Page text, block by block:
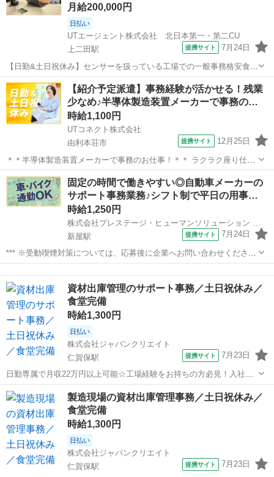
月給200,000円
日払い
UTエージェント株式会社 北日本第一・第二CU
上二田駅
提携サイト 7月24日
【日勤&土日祝休み】センサーを扱っている工場での一般事務格安食堂
有☆残業少なめ！車通勤OK 【キャンペーン】 【デジタルギフト】 赴
任での新規ご入社の方に！入社日に現金化可能なデジタルギフトで2万
円分支給♪ 【日払い制度...
秋田 潟上市 上二田駅 一般事務
【紹介予定派遣】事務経験が活かせる！残業
少なめ♪半導体製造装置メーカーで事務の…
時給1,100円
UTコネクト株式会社
由利本荘市
提携サイト 12月25日
＊＊半導体製造装置メーカーで事務のお仕事！＊＊ ラクラク座り仕事
をお探しの方に オススメのお仕事です◎ 事務業務経験者や Excelツー
ルの使用できる方歓迎！ 資材管理経験者や加工図面がわかる方大歓迎
☆ ＜具体的には...
秋田 由利本荘市 電話対応
固定の時間で働きやすい◎自動車メーカーの
サポート事務業務♪シフト制で平日の用事…
時給1,250円
新屋駅
提携サイト 7月24日
*** ※受動喫煙対策については、応募後に企業へお問い合わせくださ
い。 派遣社員 社会保険制度あり 労災完備 研修あり 未経験者OK、経
験者優遇 フリーター歓迎、主婦(夫)歓迎、土日働ける方歓迎、長期歓
迎 年...
資材出庫管理のサポート事務／土日祝休み／
食堂完備
時給1,300円
日払い
株式会社ジャパンクリエイト
仁賀保駅
提携サイト 7月23日
日勤専属で月収22万円以上可能☆工場経験をお持ちの方必見！入社前
の工場見学OK◎／20代・30代・40代・50代在籍中 ＼株式会社ジャパ
ンクリエイトの強み／ 【製造・物流に特化した圧倒的な専門性】 ジャ
パンクリエイトは、...
秋田 仁賀保駅 一般事務
製造現場の資材出庫管理事務／土日祝休み／
食堂完備
時給1,300円
日払い
株式会社ジャパンクリエイト
仁賀保駅
提携サイト 7月23日